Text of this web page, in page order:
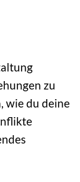
zu
wie du deine